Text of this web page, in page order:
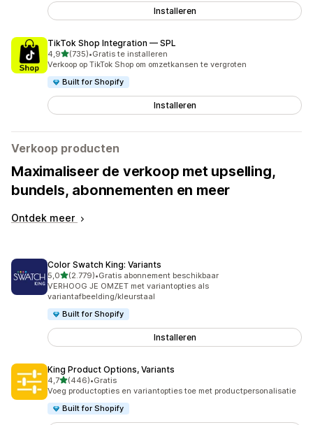
Installeren
TikTok Shop Integration — SPL
4,9van 5 sterren
(735)
735 recensies in totaal
•Gratis te installeren
Verkoop op TikTok Shop om omzetkansen te vergroten
Built for Shopify
Installeren
Verkoop producten
Maximaliseer de verkoop met upselling,
bundels, abonnementen en meer
Ontdek meer
Color Swatch King: Variants
5,0van 5 sterren
(2.779)
2779 recensies in totaal
•Gratis abonnement beschikbaar
VERHOOG JE OMZET met variantopties als
variantafbeelding/kleurstaal
Built for Shopify
Installeren
King Product Options, Variants
4,7van 5 sterren
(446)
446 recensies in totaal
•Gratis
Voeg productopties en variantopties toe met productpersonalisatie
Built for Shopify